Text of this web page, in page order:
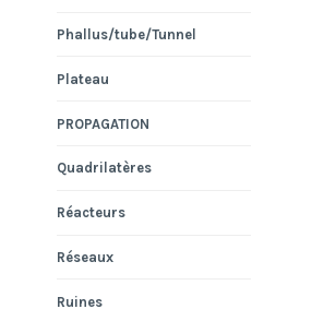
Phallus/tube/Tunnel
Plateau
PROPAGATION
Quadrilatères
Réacteurs
Réseaux
Ruines